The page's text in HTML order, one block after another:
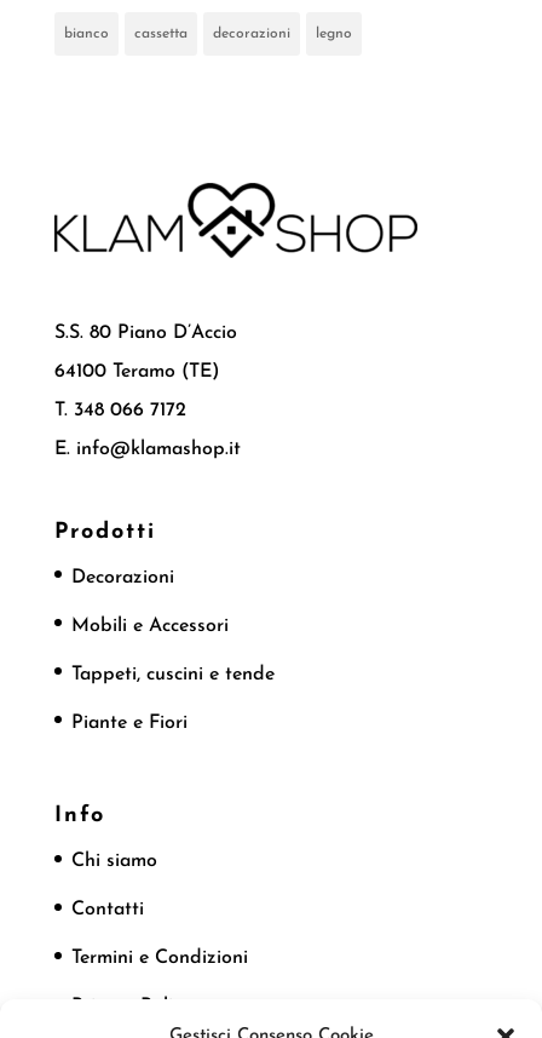
bianco cassetta decorazioni legno
S.S. 80 Piano D’Accio
64100 Teramo (TE)
T. 348 066 7172
E. info@klamashop.it
Prodotti
Decorazioni
Mobili e Accessori
Tappeti, cuscini e tende
Piante e Fiori
Info
Chi siamo
Contatti
Termini e Condizioni